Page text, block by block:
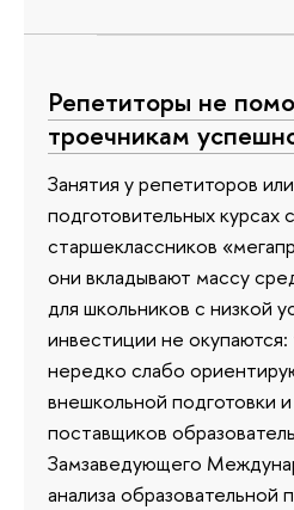
Репетиторы не
троечникам
Занятия у репетиторов
подготовительных курсах
старшеклассников
они вкладывают массу
для школьников с низкой
инвестиции не окупаются:
нередко слабо
внешкольной подготовки
поставщиков
Замзаведующего
анализа образовательной